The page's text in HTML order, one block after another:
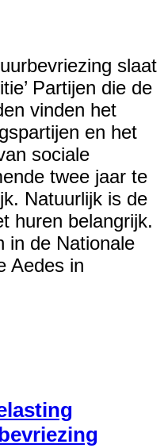
slaat
Partijen die de
vinden het
en het
sociale
twee jaar te
Natuurlijk is de
huren belangrijk.
in de Nationale
Aedes in